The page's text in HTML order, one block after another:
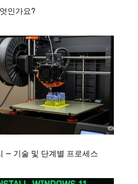
인가요?
— 기술 및 단계별 프로세스